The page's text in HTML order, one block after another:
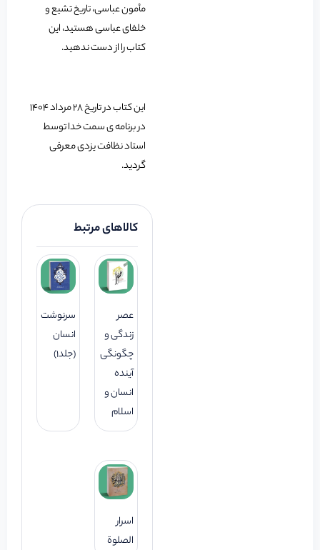
مأمون عباسی، تاریخ تشیع و
خلفای عباسی هستید، این
کتاب را از دست ندهید.
این کتاب در تاریخ 28 مرداد 1404
در برنامه ی سمت خدا توسط
استاد نظافت یزدی معرفی
گردید.
کالاهای مرتبط
عصر
زندگی و
چگونگی
آینده
انسان و
اسلام
سرنوشت
انسان
(جلد1)
اسرار
الصلوة